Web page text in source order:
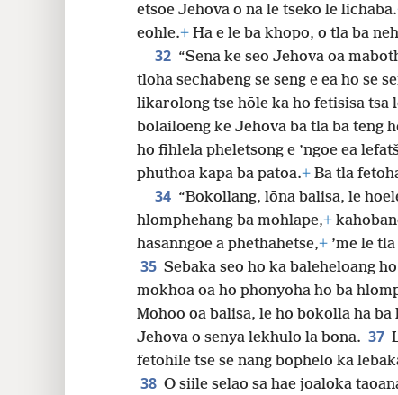
etsoe Jehova o na le tseko le lichaba.
eohle.+ Ha e le ba khopo, o tla ba
32 “Sena ke seo Jehova oa
tloha sechabeng se seng e ea ho se
likarolong tse hōle ka ho fetisisa tsa
bolailoeng ke Jehova ba tla ba teng
ho fihlela pheletsong e ’ngoe ea
phuthoa kapa ba patoa.+ Ba tla
34 “Bokollang, lōna balisa, le
hlomphehang ba mohlape,+
hasanngoe a phethahetse,+ ’me le
35 Sebaka seo ho ka baleheloang
mokhoa oa ho phonyoha ho ba
Mohoo oa balisa, le ho bokolla ha
Jehova o senya lekhulo la bona. 37
fetohile tse se nang bophelo ka
38 O siile selao sa hae joaloka